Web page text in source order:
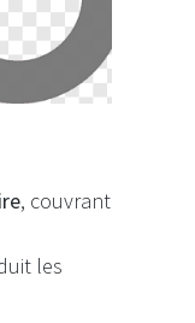
, couvrant
les